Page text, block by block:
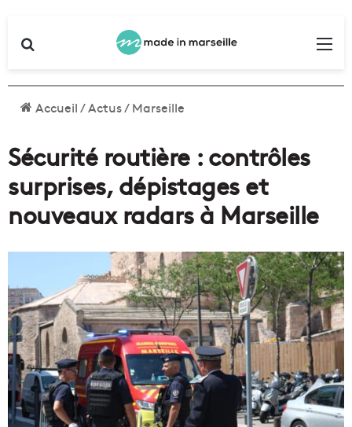
Accueil/Actus/Marseille
Sécurité routière : contrôles
surprises, dépistages et
nouveaux radars à Marseille